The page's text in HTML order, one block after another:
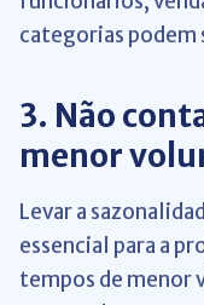
categorias podem
3. Não
menor
Levar a
essencial para a
tempos de menor